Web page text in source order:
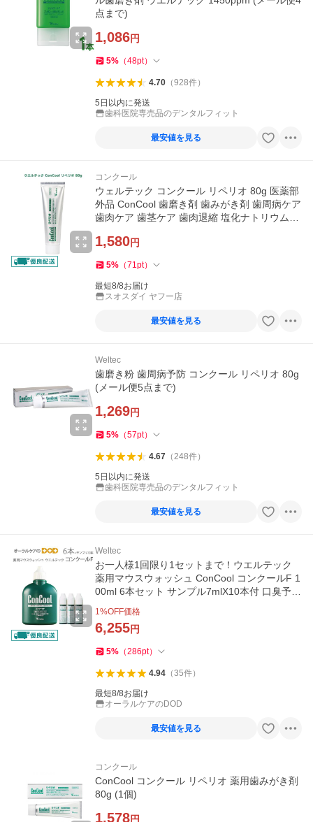
点まで)
1,086円
5% （48pt）
4.70（928件）
5日以内に発送
歯科医院専売品のデンタルフィット
最安値を見る
コンクール
ウェルテック コンクール リペリオ 80g 医薬部
外品 ConCool 歯磨き剤 歯みがき剤 歯周病ケア
歯肉ケア 歯茎ケア 歯肉退縮 塩化ナトリウム配
1,580円
5% （71pt）
最短8/8お届け
スオスダイ ヤフー店
最安値を見る
Weltec
歯磨き粉 歯周病予防 コンクール リペリオ 80g
(メール便5点まで)
1,269円
5% （57pt）
4.67（248件）
5日以内に発送
歯科医院専売品のデンタルフィット
最安値を見る
Weltec
お一人様1回限り1セットまで！ウエルテック
薬用マウスウォッシュ ConCool コンクールF 1
00ml 6本セット サンプル7mlX10本付 口臭予防
1%OFF価格
6,255円
5% （286pt）
4.94（35件）
最短8/8お届け
オーラルケアのDOD
最安値を見る
コンクール
ConCool コンクール リペリオ 薬用歯みがき剤
80g (1個)
1,578円